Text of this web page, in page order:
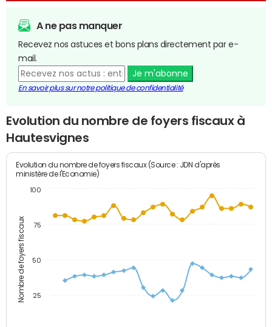
A ne pas manquer
Recevez nos astuces et bons plans directement par e-
mail.
Je m'abonne
En savoir plus sur notre politique de confidentialité
Evolution du nombre de foyers fiscaux à
Hautesvignes
Nombre de foyers fiscaux
Evolution du nombre de foyers fiscaux (Source : JDN d'après
ministère de l'Economie)
25
50
75
100